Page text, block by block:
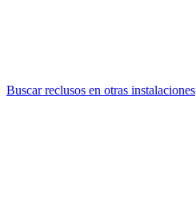
Buscar reclusos en otras instalaciones